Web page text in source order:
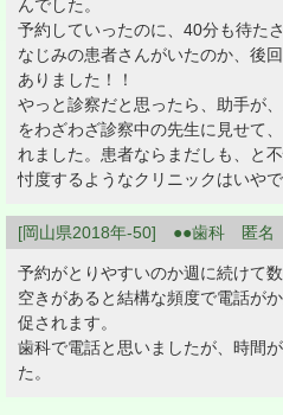
んでした。
予約していったのに、40分も待たさ
なじみの患者さんがいたのか、後
ありました！！
やっと診察だと思ったら、助手が
をわざわざ診察中の先生に見せて
れました。患者ならまだしも、と不
忖度するようなクリニックはいやで
[岡山県2018年-50] ●●歯科 匿名
予約がとりやすいのか週に続けて
空きがあると結構な頻度で電話が
促されます。
歯科で電話と思いましたが、時間
た。